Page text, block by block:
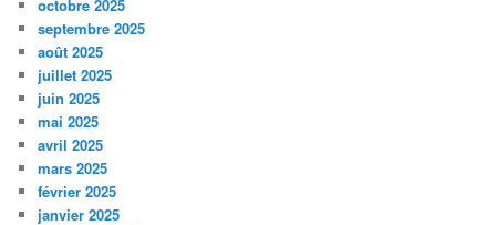
octobre 2025
septembre 2025
août 2025
juillet 2025
juin 2025
mai 2025
avril 2025
mars 2025
février 2025
janvier 2025